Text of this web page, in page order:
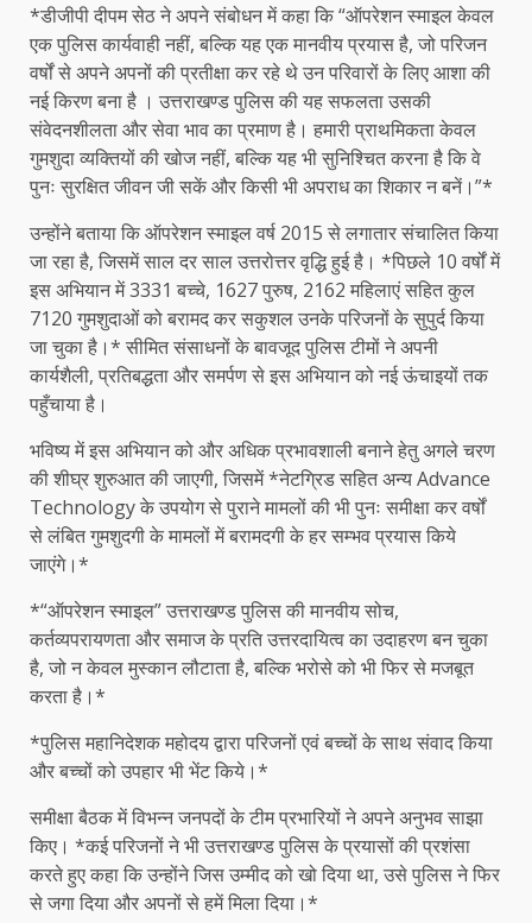
*डीजीपी दीपम सेठ ने अपने संबोधन में कहा कि “ऑपरेशन स्माइल केवल
एक पुलिस कार्यवाही नहीं, बल्कि यह एक मानवीय प्रयास है, जो परिजन
वर्षों से अपने अपनों की प्रतीक्षा कर रहे थे उन परिवारों के लिए आशा की
नई किरण बना है । उत्तराखण्ड पुलिस की यह सफलता उसकी
संवेदनशीलता और सेवा भाव का प्रमाण है। हमारी प्राथमिकता केवल
गुमशुदा व्यक्तियों की खोज नहीं, बल्कि यह भी सुनिश्चित करना है कि वे
पुनः सुरक्षित जीवन जी सकें और किसी भी अपराध का शिकार न बनें।”*
उन्होंने बताया कि ऑपरेशन स्माइल वर्ष 2015 से लगातार संचालित किया
जा रहा है, जिसमें साल दर साल उत्तरोत्तर वृद्धि हुई है। *पिछले 10 वर्षों में
इस अभियान में 3331 बच्चे, 1627 पुरुष, 2162 महिलाएं सहित कुल
7120 गुमशुदाओं को बरामद कर सकुशल उनके परिजनों के सुपुर्द किया
जा चुका है।* सीमित संसाधनों के बावजूद पुलिस टीमों ने अपनी
कार्यशैली, प्रतिबद्धता और समर्पण से इस अभियान को नई ऊंचाइयों तक
पहुँचाया है।
भविष्य में इस अभियान को और अधिक प्रभावशाली बनाने हेतु अगले चरण
की शीघ्र शुरुआत की जाएगी, जिसमें *नेटग्रिड सहित अन्य Advance
Technology के उपयोग से पुराने मामलों की भी पुनः समीक्षा कर वर्षों
से लंबित गुमशुदगी के मामलों में बरामदगी के हर सम्भव प्रयास किये
जाएंगे।*
*“ऑपरेशन स्माइल” उत्तराखण्ड पुलिस की मानवीय सोच,
कर्तव्यपरायणता और समाज के प्रति उत्तरदायित्व का उदाहरण बन चुका
है, जो न केवल मुस्कान लौटाता है, बल्कि भरोसे को भी फिर से मजबूत
करता है।*
*पुलिस महानिदेशक महोदय द्वारा परिजनों एवं बच्चों के साथ संवाद किया
और बच्चों को उपहार भी भेंट किये।*
समीक्षा बैठक में विभन्न जनपदों के टीम प्रभारियों ने अपने अनुभव साझा
किए। *कई परिजनों ने भी उत्तराखण्ड पुलिस के प्रयासों की प्रशंसा
करते हुए कहा कि उन्होंने जिस उम्मीद को खो दिया था, उसे पुलिस ने फिर
से जगा दिया और अपनों से हमें मिला दिया।*